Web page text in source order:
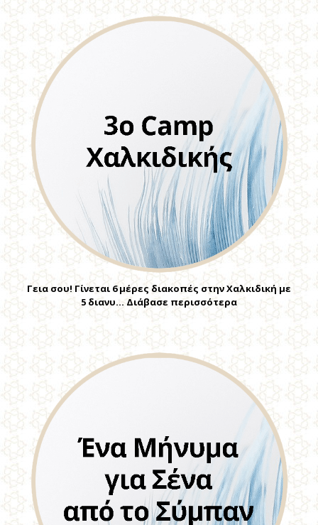
Γεια σου! Γίνεται 6 μέρες διακοπές στην Χαλκιδική με
5 διανυ… Διάβασε περισσότερα